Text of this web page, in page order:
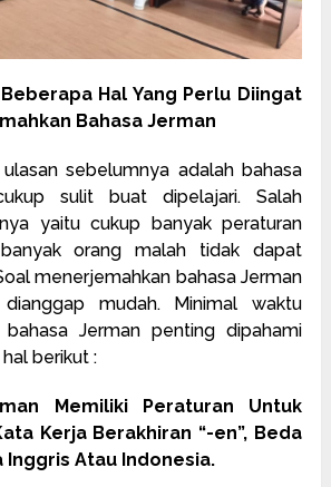
Hal Yang Perlu Diingat
Bahasa Jerman
sebelumnya adalah bahasa
sulit buat dipelajari. Salah
yaitu cukup banyak peraturan
orang malah tidak dapat
menerjemahkan bahasa Jerman
mudah. Minimal waktu
bahasa Jerman penting dipahami
berikut :
Memiliki Peraturan Untuk
Kerja Berakhiran “-en”, Beda
Inggris Atau Indonesia.